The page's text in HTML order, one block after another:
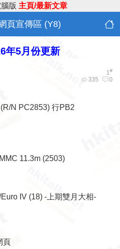
版 主頁/最新文章
頁宣傳區 (Y8)
年5月份更新
1#
335 0
N PC2853) 行PB2
11.3m (2503)
IV (18) -上期雙月大相-
頁